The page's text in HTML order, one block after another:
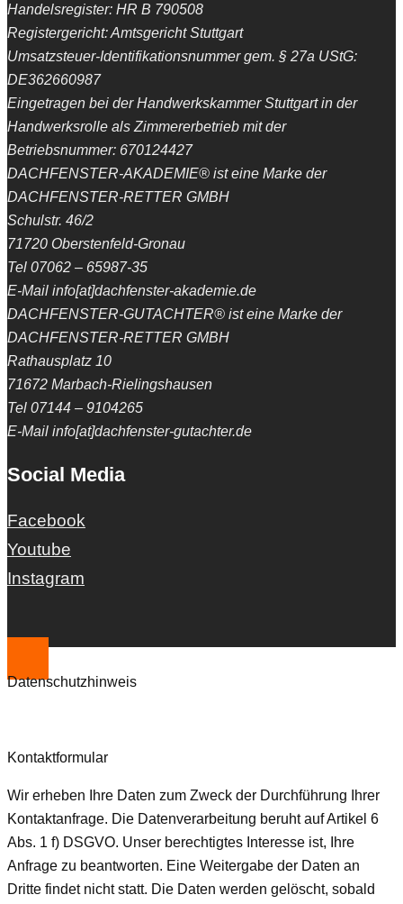
Handelsregister: HR B 790508
Registergericht: Amtsgericht Stuttgart
Umsatzsteuer-Identifikationsnummer gem. § 27a UStG:
DE362660987
Eingetragen bei der Handwerkskammer Stuttgart in der
Handwerksrolle als Zimmererbetrieb mit der
Betriebsnummer: 670124427
DACHFENSTER-AKADEMIE® ist eine Marke der
DACHFENSTER-RETTER GMBH
Schulstr. 46/2
71720 Oberstenfeld-Gronau
Tel 07062 – 65987-35
E-Mail info[at]dachfenster-akademie.de
DACHFENSTER-GUTACHTER® ist eine Marke der
DACHFENSTER-RETTER GMBH
Rathausplatz 10
71672 Marbach-Rielingshausen
Tel 07144 – 9104265
E-Mail info[at]dachfenster-gutachter.de
Social Media
Facebook
Youtube
Instagram
Datenschutzhinweis
Kontaktformular
Wir erheben Ihre Daten zum Zweck der Durchführung Ihrer
Kontaktanfrage. Die Datenverarbeitung beruht auf Artikel 6
Abs. 1 f) DSGVO. Unser berechtigtes Interesse ist, Ihre
Anfrage zu beantworten. Eine Weitergabe der Daten an
Dritte findet nicht statt. Die Daten werden gelöscht, sobald